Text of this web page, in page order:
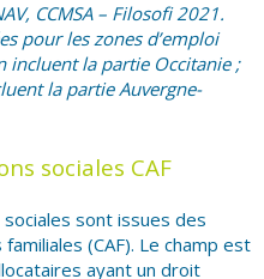
CCMSA – Filosofi 2021.
pour les zones d’emploi
incluent la partie Occitanie ;
la partie Auvergne-
sociales CAF
sont issues des
(CAF). Le champ est
ayant un droit